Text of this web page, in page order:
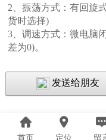
2、振荡方式：有回旋
货时选择)
3、调速方式：微电脑
差为0)。
发送给朋友
首页 定位 留